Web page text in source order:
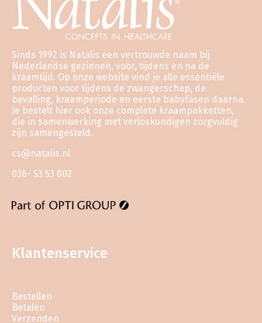
Sinds 1992 is Natalis een vertrouwde naam bij
Nederlandse gezinnen, voor, tijdens en na de
kraamtijd. Op onze website vind je alle essentiële
producten voor tijdens de zwangerschap, de
bevalling, kraamperiode en eerste babyfasen daarna.
Je bestelt hier ook onze complete kraampakketten,
die in samenwerking met verloskundigen zorgvuldig
zijn samengesteld.
cs@natalis.nl
036- 53 53 002
Klantenservice
Bestellen
Betalen
Verzenden